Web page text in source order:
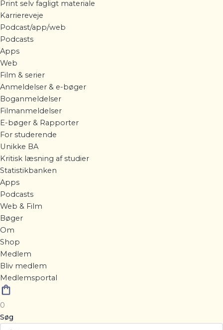
Print selv fagligt materiale
Karriereveje
Podcast/app/web
Podcasts
Apps
Web
Film & serier
Anmeldelser & e-bøger
Boganmeldelser
Filmanmeldelser
E-bøger & Rapporter
For studerende
Unikke BA
Kritisk læsning af studier
Statistikbanken
Apps
Podcasts
Web & Film
Bøger
Om
Shop
Medlem
Bliv medlem
Medlemsportal
0
Søg